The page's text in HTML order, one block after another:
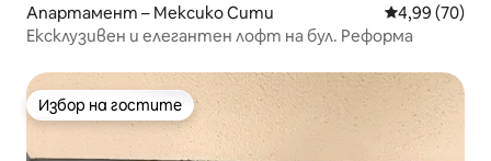
Апартамент – Мексико Сити Средна
4,99 (70)
Ексклузивен и елегантен лофт на бул. Реформа
Избор на гостите
Избор на гостите